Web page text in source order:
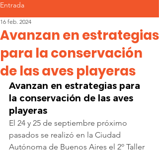
Entrada
Avanzan en estrategias
para la conservación
de las aves playeras
16 feb. 2024
Avanzan en estrategias para
la conservación de las aves
playeras
El 24 y 25 de septiembre próximo
pasados se realizó en la Ciudad
Autónoma de Buenos Aires el 2º Taller